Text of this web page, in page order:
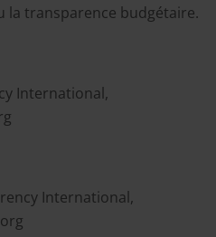
la transparence budgétaire.
International,
International,